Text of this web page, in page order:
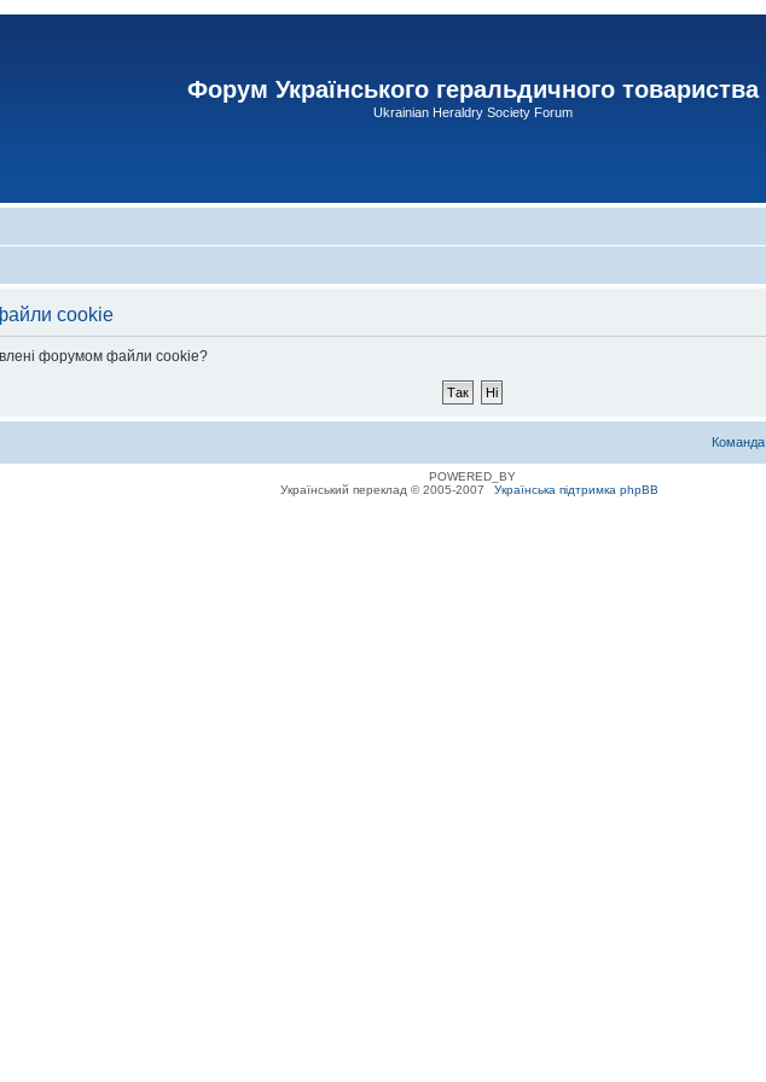
Форум Українського геральдичного товариства
Ukrainian Heraldry Society Forum
cookie
форумом файли cookie?
Команда
POWERED_BY
Український переклад © 2005-2007
Українська підтримка phpBB